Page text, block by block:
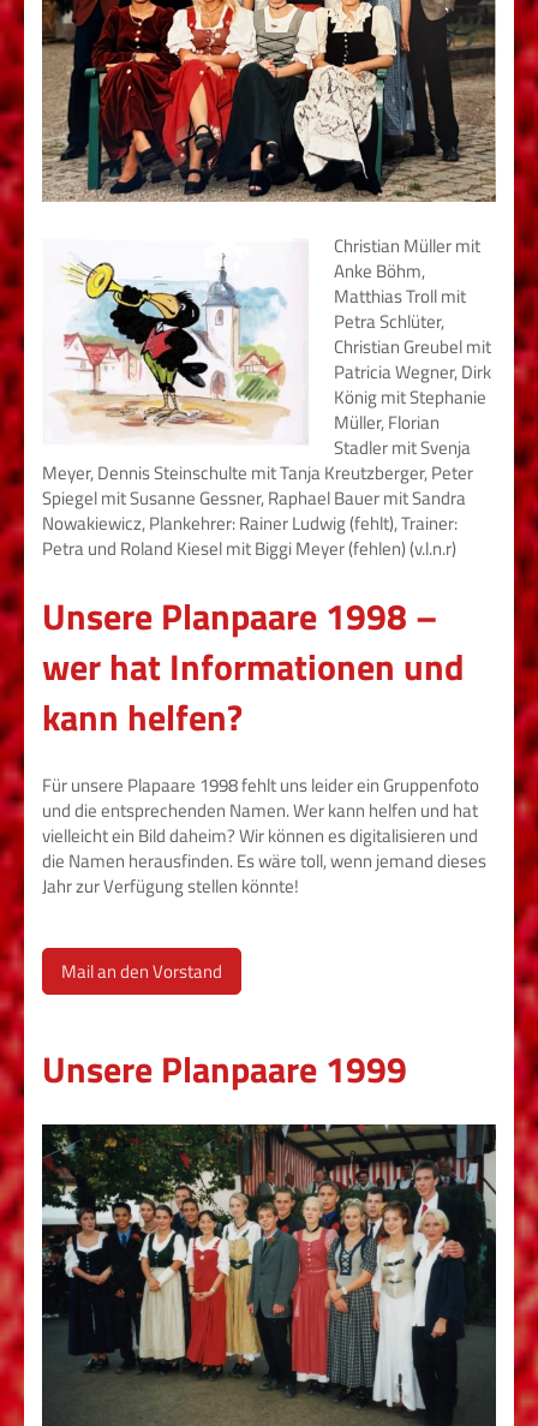
Christian Müller mit
Anke Böhm,
Matthias Troll mit
Petra Schlüter,
Christian Greubel mit
Patricia Wegner, Dirk
König mit Stephanie
Müller, Florian
Stadler mit Svenja
Meyer, Dennis Steinschulte mit Tanja Kreutzberger, Peter
Spiegel mit Susanne Gessner, Raphael Bauer mit Sandra
Nowakiewicz, Plankehrer: Rainer Ludwig (fehlt), Trainer:
Petra und Roland Kiesel mit Biggi Meyer (fehlen) (v.l.n.r)
Unsere Planpaare 1998 –
wer hat Informationen und
kann helfen?
Für unsere Plapaare 1998 fehlt uns leider ein Gruppenfoto
und die entsprechenden Namen. Wer kann helfen und hat
vielleicht ein Bild daheim? Wir können es digitalisieren und
die Namen herausfinden. Es wäre toll, wenn jemand dieses
Jahr zur Verfügung stellen könnte!
Mail an den Vorstand
Unsere Planpaare 1999